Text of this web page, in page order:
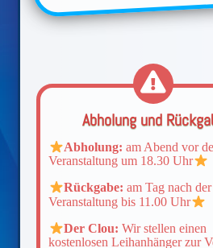
Abholung und
Abholung: am Abend vor
Veranstaltung um 18.30 Uhr
Rückgabe: am Tag nach der
Veranstaltung bis 11.00 Uhr
Der Clou: Wir stellen einen
kostenlosen Leihanhänger zur